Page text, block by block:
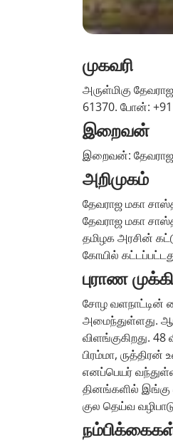
முகவரி
அருள்மிகு
61370. போன்: +91
இறைவன்
இறைவன்: தேவராஜ
அறிமுகம்
தேவராஜ மகா
தேவராஜ மகா
தமிழக அரசின்
கோயில்
புராண
சோழ வளநாட்டின்
அமைந்துள்ளது.
விளங்குகிறது.
பிரம்மா,
எனப்பெயர்
தினங்களில் இங்கு
குல தெய்வ